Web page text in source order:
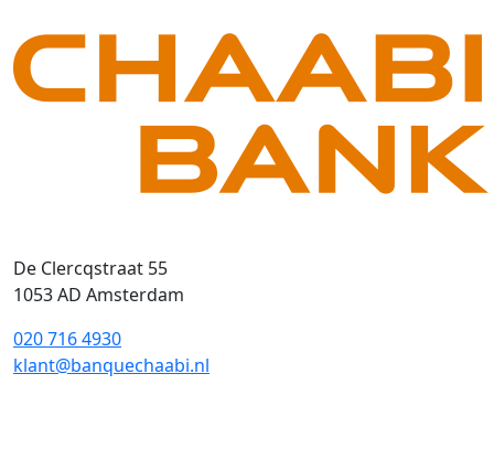
De Clercqstraat 55
1053 AD Amsterdam
020 716 4930
klant@banquechaabi.nl